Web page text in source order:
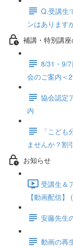
Q.受講生
ンはあります
補講・特別講
8/31・9/
会のご案内＜
協会認定
内
「こど
ませんか？割
お知らせ
受講生＆
【動画配信】
安藤先生
動画の再